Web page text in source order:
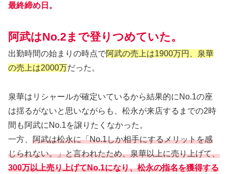
最終締め日。
阿武はNo.2まで登りつめていた。
出勤時間の始まりの時点で阿武の売上は1900万円、泉華
の売上は2000万だった。
泉華はリシャールが確定いているから結果的にNo.1の座
は揺るがないと思いながらも、松永が来店するまでの2時
間も阿武にNo.1を譲りたくなかった。
一方、 阿武は松永に「No.1しか相手にするメリットを感
じられない。」と言われたため、泉華以上に売り上げて、
300万以上売り上げてNo.1になり、松永の指名を獲得する